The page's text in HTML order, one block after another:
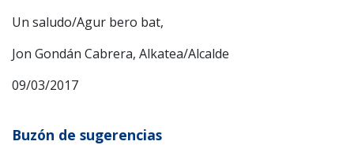
Un saludo/Agur bero bat,
Jon Gondán Cabrera, Alkatea/Alcalde
09/03/2017
Buzón de sugerencias